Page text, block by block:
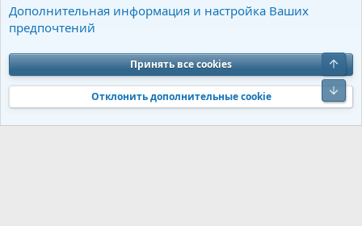
Cookies Charm by DCom
Обратная связь
Условия и правила
Политика конфиденциальности
Помощь
S
S
Community platform by XenForo® © 2010-2026 XenForo Ltd. Перевод от
Jumuro®|Media embeds via s9e/MediaSites
Дополнительная информация и настройка Ваших
предпочтений
Принять все cookies
Отклонить дополнительные cookie
Верх
Низ